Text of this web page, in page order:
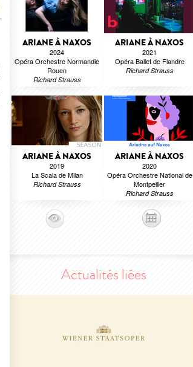
ARIANE À NAXOS
2024
Opéra Orchestre Normandie
Rouen
Richard Strauss
ARIANE À NAXOS
2021
Opéra Ballet de Flandre
Richard Strauss
ARIANE À NAXOS
2019
La Scala de Milan
Richard Strauss
ARIANE À NAXOS
2020
Opéra Orchestre National de
Montpellier
Richard Strauss
Actualités liées